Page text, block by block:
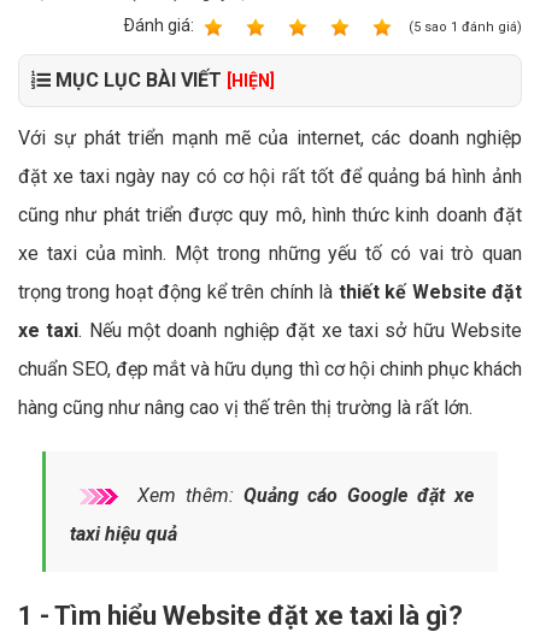
Ðánh giá:
(5 sao 1 đánh giá)
MỤC LỤC BÀI VIẾT [HIỆN]
Với sự phát triển mạnh mẽ của internet, các doanh nghiệp
đặt xe taxi ngày nay có cơ hội rất tốt để quảng bá hình ảnh
cũng như phát triển được quy mô, hình thức kinh doanh đặt
xe taxi của mình. Một trong những yếu tố có vai trò quan
trọng trong hoạt động kể trên chính là thiết kế Website đặt
xe taxi. Nếu một doanh nghiệp đặt xe taxi sở hữu Website
chuẩn SEO, đẹp mắt và hữu dụng thì cơ hội chinh phục khách
hàng cũng như nâng cao vị thế trên thị trường là rất lớn.
Xem thêm: Quảng cáo Google đặt xe
taxi hiệu quả
1 - Tìm hiểu Website đặt xe taxi là gì?